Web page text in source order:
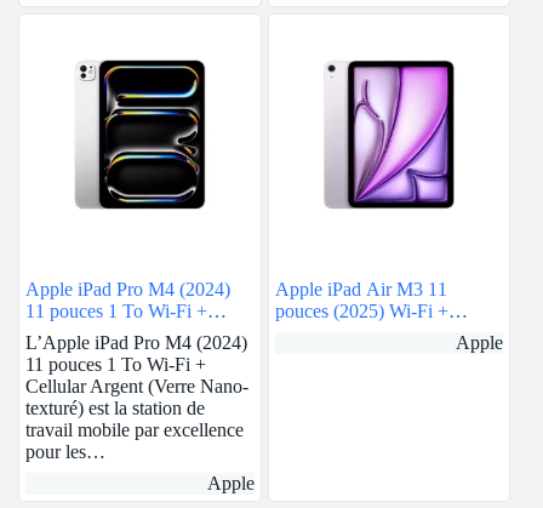
Apple iPad Pro M4 (2024)
11 pouces 1 To Wi-Fi +
Cellular Argent (Nano
Texture)
L’Apple iPad Pro M4 (2024)
11 pouces 1 To Wi-Fi +
Cellular Argent (Verre Nano-
texturé) est la station de
travail mobile par excellence
pour les…
Apple
Apple iPad Air M3 11
pouces (2025) Wi-Fi +
Apple